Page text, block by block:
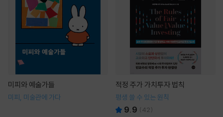
미피와 예술가들
미피, 미술관에 가다
적정 주가 가치투자 법칙
평생 쓸 수 있는 원칙
9.9 (42)